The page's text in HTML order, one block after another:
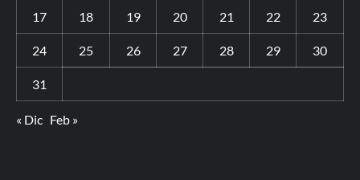
17 18 19 20 21 22 23
24 25 26 27 28 29 30
31
« Dic Feb »